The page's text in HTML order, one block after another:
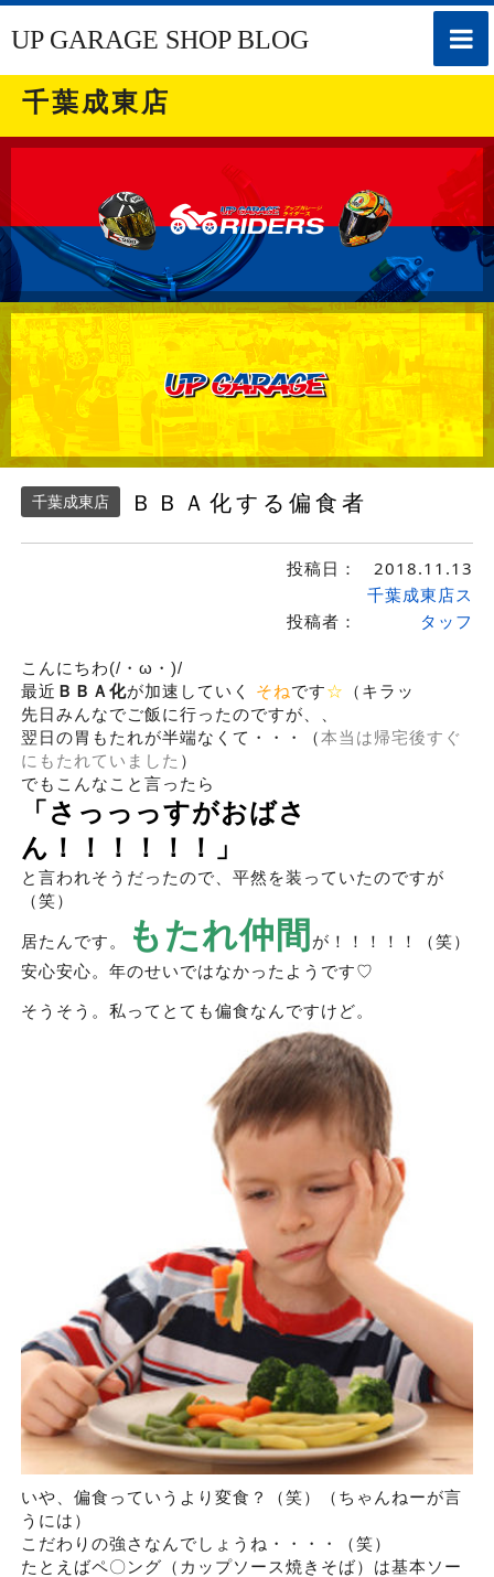
toggle
UP GARAGE SHOP BLOG
千葉成東店
千葉成東店 ＢＢＡ化する偏食者
投稿日： 2018.11.13
投稿者：
千葉成東店ス
タッフ
こんにちわ(/・ω・)/
最近 ＢＢＡ化が加速していく そねです☆
（キラッ
先日みんなでご飯に行ったのですが、、
翌日の胃もたれが半端なくて・・・（本当は帰宅後すぐ
にもたれていました ）
でもこんなこと言ったら
「さっっっすがおばさ
ん！！！！！！」
と言われそうだったので、平然を装っていたのですが
（笑）
居たんです。 もたれ仲間 が！！！！！（笑）
安心安心。年のせいではなかったようです♡
そうそう。私ってとても偏食なんですけど。
いや、偏食っていうより変食？（笑）（ちゃんねーが言
うには）
こだわりの強さなんでしょうね・・・・（笑）
たとえばペ〇ング（カップソース焼きそば）は基本ソー